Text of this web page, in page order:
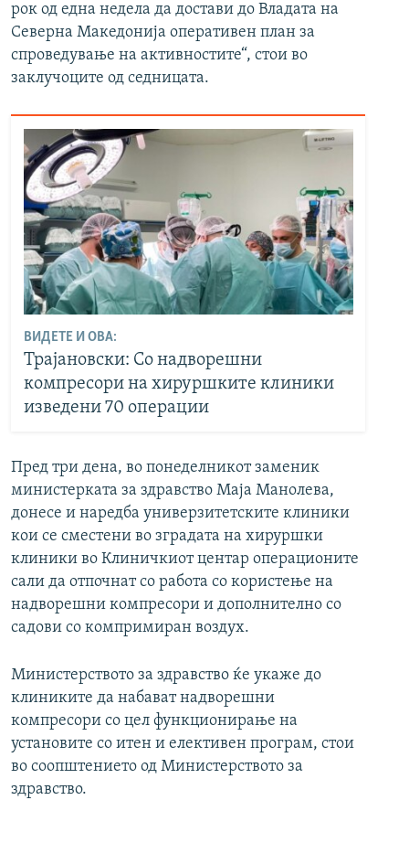
рок од една недела да достави до Владата на
Северна Македонија оперативен план за
спроведување на активностите“, стои во
заклучоците од седницата.
ВИДЕТЕ И ОВА:
Трајановски: Со надворешни
компресори на хируршките клиники
изведени 70 операции
Пред три дена, во понеделникот заменик
министерката за здравство Маја Манолева,
донесе и наредба универзитетските клиники
кои се сместени во зградата на хируршки
клиники во Клиничкиот центар операционите
сали да отпочнат со работа со користење на
надворешни компресори и дополнително со
садови со компримиран воздух.
Министерството за здравство ќе укаже до
клиниките да набават надворешни
компресори со цел функционирање на
установите со итен и елективен програм, стои
во соопштението од Министерството за
здравство.